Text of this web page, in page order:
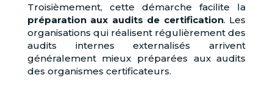
Troisièmement, cette démarche facilite la
préparation aux audits de certification. Les
organisations qui réalisent régulièrement des
audits internes externalisés arrivent
généralement mieux préparées aux audits
des organismes certificateurs.